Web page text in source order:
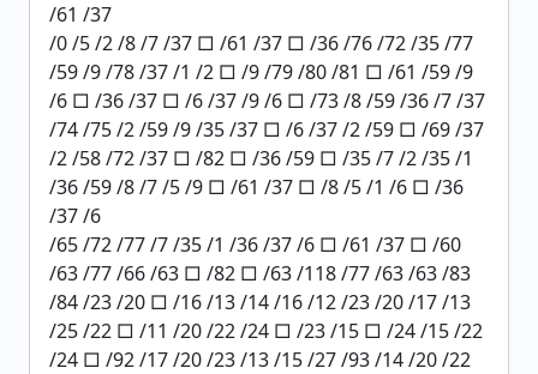
/61 /37
/0 /5 /2 /8 /7 /37 □ /61 /37 □ /36 /76 /72 /35 /77
/59 /9 /78 /37 /1 /2 □ /9 /79 /80 /81 □ /61 /59 /9
/6 □ /36 /37 □ /6 /37 /9 /6 □ /73 /8 /59 /36 /7 /37
/74 /75 /2 /59 /9 /35 /37 □ /6 /37 /2 /59 □ /69 /37
/2 /58 /72 /37 □ /82 □ /36 /59 □ /35 /7 /2 /35 /1
/36 /59 /8 /7 /5 /9 □ /61 /37 □ /8 /5 /1 /6 □ /36
/37 /6
/65 /72 /77 /7 /35 /1 /36 /37 /6 □ /61 /37 □ /60
/63 /77 /66 /63 □ /82 □ /63 /118 /77 /63 /63 /83
/84 /23 /20 □ /16 /13 /14 /16 /12 /23 /20 /17 /13
/25 /22 □ /11 /20 /22 /24 □ /23 /15 □ /24 /15 /22
/24 □ /92 /17 /20 /23 /13 /15 /27 /93 /14 /20 /22